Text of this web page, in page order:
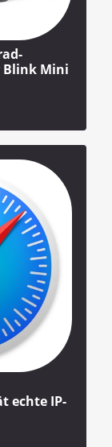
Blink Mini
echte IP-